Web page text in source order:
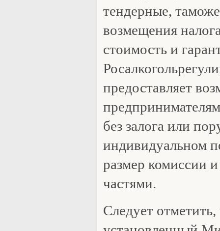
тендерные,
возмещения
стоимость и
предоставляет
без залога или
индивидуальном
размер комиссии
частями.
Следует